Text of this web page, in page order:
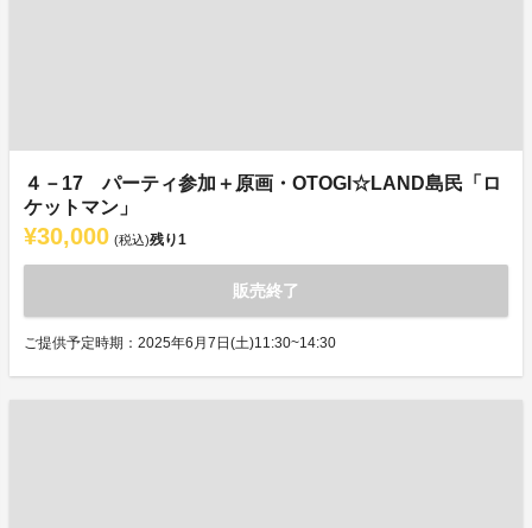
４－17 パーティ参加＋原画・OTOGI☆LAND島民「ロ
ケットマン」
¥30,000 (税込)残り1
販売終了
ご提供予定時期：2025年6月7日(土)11:30~14:30